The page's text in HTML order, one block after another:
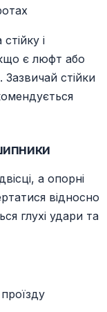
і
є люфт або
Зазвичай стійки
а опорні
відносно
глухі удари та